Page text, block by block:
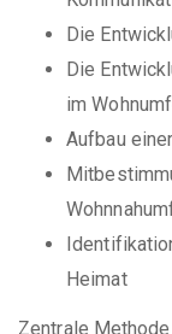
Die
Die
im
Aufbau
Heimat
Zentrale